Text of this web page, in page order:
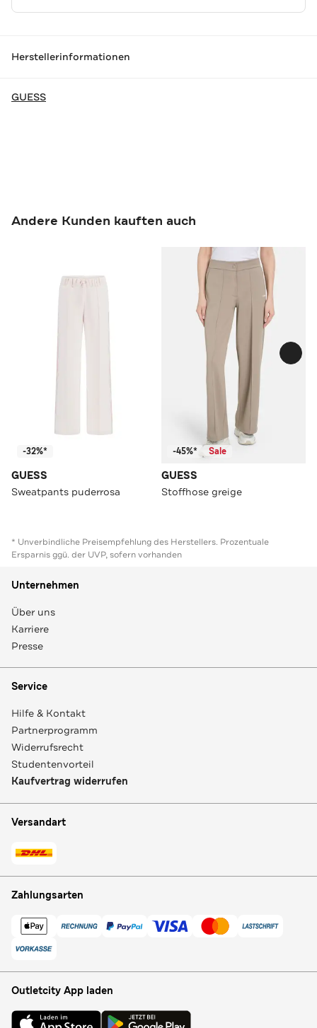
Herstellerinformationen
GUESS
Andere Kunden kauften auch
-32%*
GUESS
Sweatpants puderrosa
-45%* Sale
GUESS
Stoffhose greige
* Unverbindliche Preisempfehlung des Herstellers. Prozentuale
Ersparnis ggü. der UVP, sofern vorhanden
Unternehmen
Über uns
Karriere
Presse
Service
Hilfe & Kontakt
Partnerprogramm
Widerrufsrecht
Studentenvorteil
Kaufvertrag widerrufen
Versandart
Zahlungsarten
Outletcity App laden